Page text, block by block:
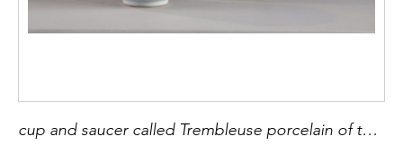
cup and saucer called Trembleuse porcelain of the Famille Verte - China Kangxi period 1662/1722